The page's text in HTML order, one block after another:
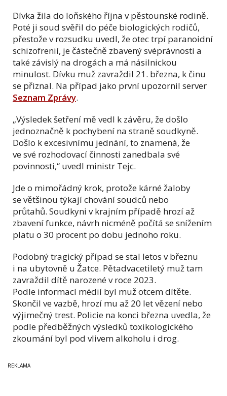
Dívka žila do loňského října v pěstounské rodině.
Poté ji soud svěřil do péče biologických rodičů,
přestože v rozsudku uvedl, že otec trpí paranoidní
schizofrenií, je částečně zbavený svéprávnosti a
také závislý na drogách a má násilnickou
minulost. Dívku muž zavraždil 21. března, k činu
se přiznal. Na případ jako první upozornil server
Seznam Zprávy.
„Výsledek šetření mě vedl k závěru, že došlo
jednoznačně k pochybení na straně soudkyně.
Došlo k excesivnímu jednání, to znamená, že
ve své rozhodovací činnosti zanedbala své
povinnosti,“ uvedl ministr Tejc.
Jde o mimořádný krok, protože kárné žaloby
se většinou týkají chování soudců nebo
průtahů. Soudkyni v krajním případě hrozí až
zbavení funkce, návrh nicméně počítá se snížením
platu o 30 procent po dobu jednoho roku.
Podobný tragický případ se stal letos v březnu
i na ubytovně u Žatce. Pětadvacetiletý muž tam
zavraždil dítě narozené v roce 2023.
Podle informací médií byl muž otcem dítěte.
Skončil ve vazbě, hrozí mu až 20 let vězení nebo
výjimečný trest. Policie na konci března uvedla, že
podle předběžných výsledků toxikologického
zkoumání byl pod vlivem alkoholu i drog.